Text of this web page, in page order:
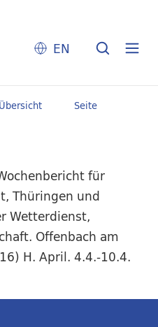
EN
Übersicht Seite
für
Thüringen und
Wetterdienst,
Offenbach am
H. April. 4.4.-10.4.